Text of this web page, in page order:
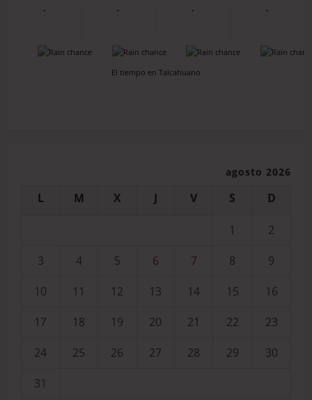
-
-
-
-
-
-
-
-
El tiempo en Talcahuano
agosto 2026
L M X J V S D
1
2
3
4 5 6 7 8
9
10
11 12 13 14 15
16
17
18 19 20 21 22
23
24
25 26 27 28 29
30
31